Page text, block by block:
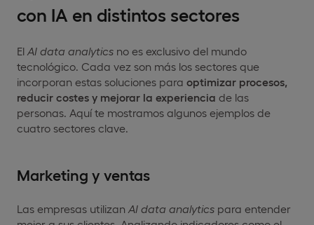
con IA en distintos sectores
El AI data analytics no es exclusivo del mundo
tecnológico. Cada vez son más los sectores que
incorporan estas soluciones para optimizar procesos,
reducir costes y mejorar la experiencia de las
personas. Aquí te mostramos algunos ejemplos de
cuatro sectores clave.
Marketing y ventas
Las empresas utilizan AI data analytics para entender